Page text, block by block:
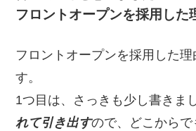
フロントオープンを採用した
フロントオープンを採用した理
す。
1つ目は、さっきも少し書きま
れて引き出すので、どこから